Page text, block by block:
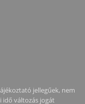
jellegűek, nem
idő változás jogát